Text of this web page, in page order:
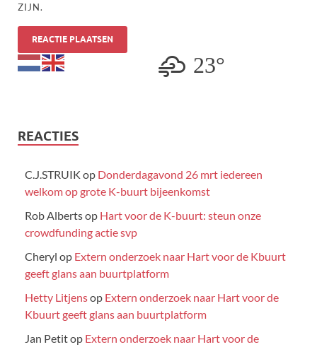
ZIJN.
23°
REACTIES
C.J.STRUIK op Donderdagavond 26 mrt iedereen
welkom op grote K-buurt bijeenkomst
Rob Albertsop Hart voor de K-buurt: steun onze
crowdfunding actie svp
Cheryl op Extern onderzoek naar Hart voor de Kbuurt
geeft glans aan buurtplatform
Hetty Litjensop Extern onderzoek naar Hart voor de
Kbuurt geeft glans aan buurtplatform
Jan Petitop Extern onderzoek naar Hart voor de